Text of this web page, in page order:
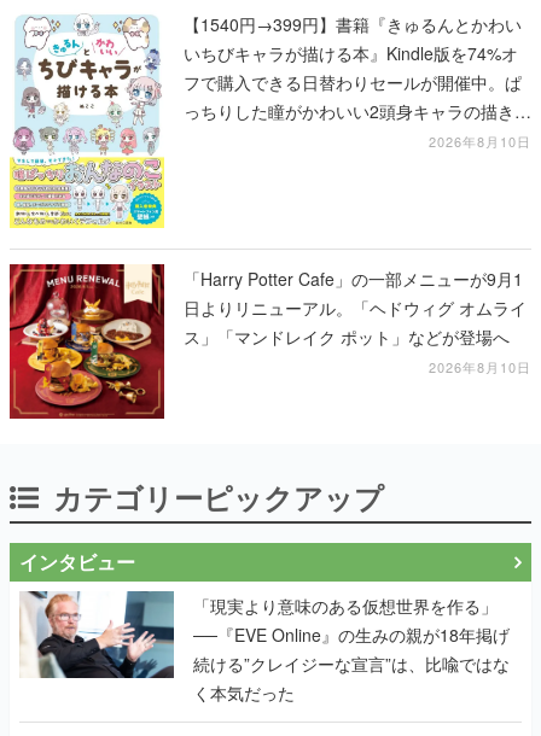
【1540円→399円】書籍『きゅるんとかわい
いちびキャラが描ける本』Kindle版を74%オ
フで購入できる日替わりセールが開催中。ぱ
っちりした瞳がかわいい2頭身キャラの描き方
2026年8月10日
「Harry Potter Cafe」の一部メニューが9月1
日よりリニューアル。「ヘドウィグ オムライ
ス」「マンドレイク ポット」などが登場へ
2026年8月10日
カテゴリーピックアップ
インタビュー
「現実より意味のある仮想世界を作る」
──『EVE Online』の生みの親が18年掲げ
続ける”クレイジーな宣言”は、比喩ではな
く本気だった